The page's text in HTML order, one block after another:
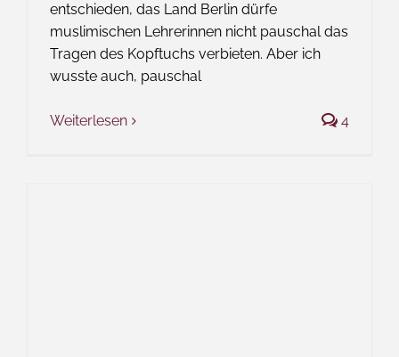
entschieden, das Land Berlin dürfe
muslimischen Lehrerinnen nicht pauschal das
Tragen des Kopftuchs verbieten. Aber ich
wusste auch, pauschal
Weiterlesen 4